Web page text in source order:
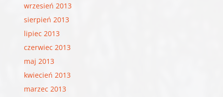
wrzesień 2013
sierpień 2013
lipiec 2013
czerwiec 2013
maj 2013
kwiecień 2013
marzec 2013